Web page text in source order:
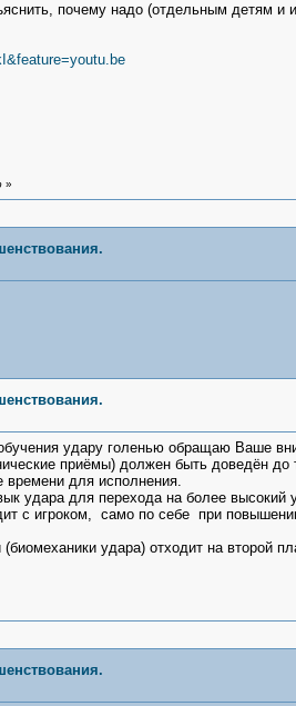
почему надо (отдельным детям и
»
удару голенью обращаю Ваше
приёмы) должен быть доведён до
времени для исполнения.
удара для перехода на более высокий
с игроком, само по себе при
удара) отходит на второй